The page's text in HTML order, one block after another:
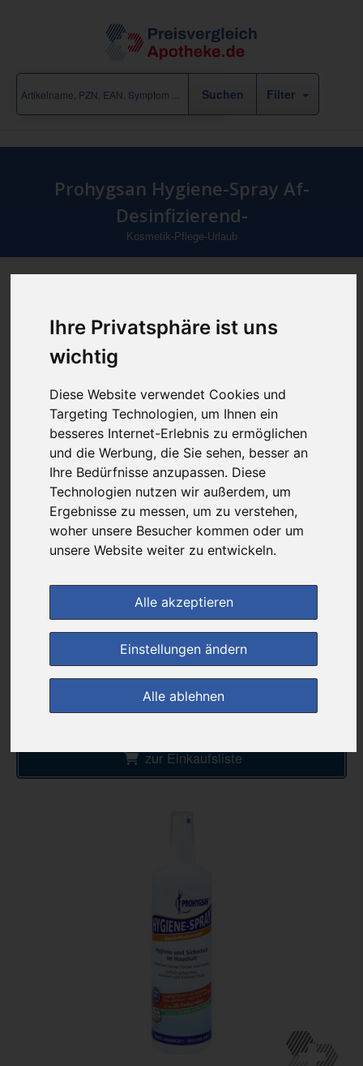
Ihre Privatsphäre ist uns
wichtig
Diese Website verwendet Cookies und
Targeting Technologien, um Ihnen ein
besseres Internet-Erlebnis zu ermöglichen
und die Werbung, die Sie sehen, besser an
Ihre Bedürfnisse anzupassen. Diese
Technologien nutzen wir außerdem, um
Ergebnisse zu messen, um zu verstehen,
woher unsere Besucher kommen oder um
unsere Website weiter zu entwickeln.
Alle akzeptieren
Einstellungen ändern
Alle ablehnen
Filter
Prohygsan Hygiene-Spray Af-
Desinfizierend-
Kosmetik-Pflege-Urlaub
3,99 €
bei
Werratal-Apotheke
+ 4,99 € Versandkosten
& inkl. MwSt.
Ersparnis:35% oder2,16 € 4
Preis pro 1 ML / 0,02 €
Daten vom 06.08.2026 19:49 Uhr
(0) Jetzt bewerten!
im Shop bestellen
zur Einkaufsliste